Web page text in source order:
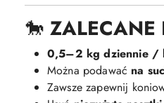
🐎
0,5–2 kg dziennie /
Można podawać na
Zawsze zapewnij